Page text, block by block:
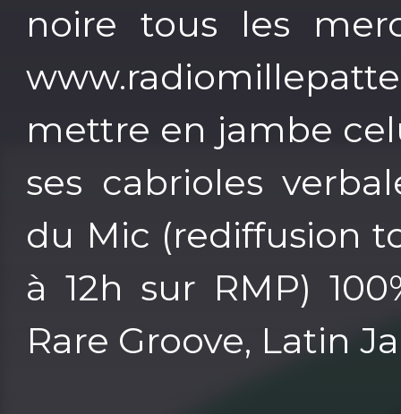
noire tous les
mettre en jambe
ses cabrioles
du Mic (rediffusion
à 12h sur RMP)
Rare Groove, Latin